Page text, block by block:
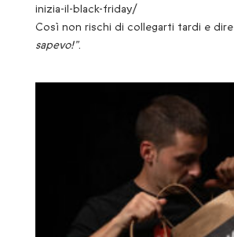
inizia-il-black-friday/
Così non rischi di collegarti tardi e dire
sapevo!”.